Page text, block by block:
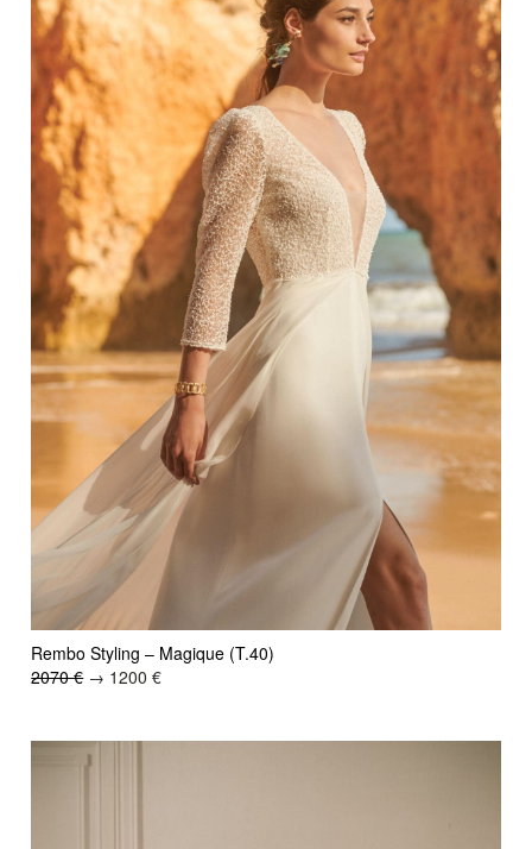
Rembo Styling – Magique (T.40)
2070 € → 1200 €